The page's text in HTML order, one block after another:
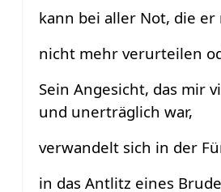
kann bei aller Not, die er
nicht mehr verurteilen
Sein Angesicht, das mir
und unerträglich war,
verwandelt sich in der
in das Antlitz eines